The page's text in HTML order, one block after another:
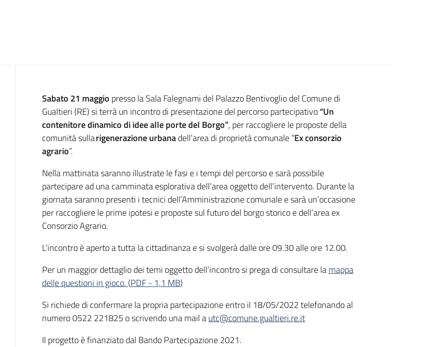
Introduzione
Sabato 21 maggio presso la Sala Falegnami del Palazzo Bentivoglio del Comune di
Gualtieri (RE) si terrà un incontro di presentazione del percorso partecipativo“Un
contenitore dinamico di idee alle porte del Borgo”, per raccogliere le proposte della
comunità sullarigenerazione urbanadell’area di proprietà comunale “Ex consorzio
agrario”.
Nella mattinata saranno illustrate le fasi e i tempi del percorso e sarà possibile
partecipare ad una camminata esplorativa dell’area oggetto dell’intervento. Durante la
giornata saranno presenti i tecnici dell’Amministrazione comunale e sarà un’occasione
per raccogliere le prime ipotesi e proposte sul futuro del borgo storico e dell’area ex
Consorzio Agrario.
L’incontro è aperto a tutta la cittadinanza e si svolgerà dalle ore 09.30 alle ore 12.00.
Per un maggior dettaglio dei temi oggetto dell’incontro si prega di consultare lamappa
delle questioni in gioco. (PDF- 1,1 MB)
Si richiede di confermare la propria partecipazione entro il 18/05/2022 telefonando al
numero 0522 221825 o scrivendo una mail autc@comune.gualtieri.re.it
Il progetto è finanziato dal Bando Partecipazione 2021.